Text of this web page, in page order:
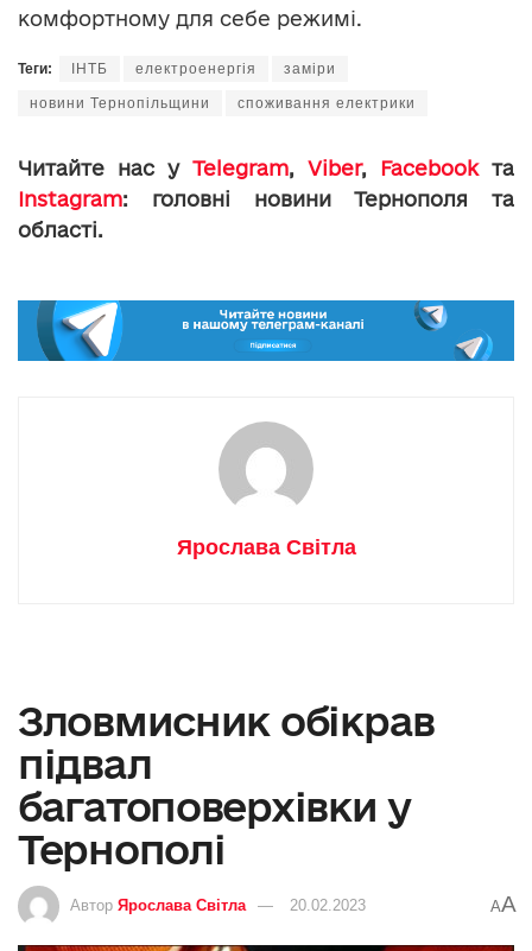
комфортному для себе режимі.
Теги: ІНТБ електроенергія заміри
новини Тернопільщини споживання електрики
Читайте нас у Telegram, Viber, Facebookта
Instagram: головні новини Тернополя та
області.
Ярослава Світла
Зловмисник обікрав
підвал
багатоповерхівки у
Тернополі
Автор Ярослава Світла 20.02.2023 AA